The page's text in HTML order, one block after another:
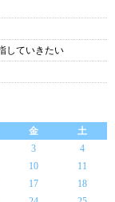
していきたい
金
土
3
4
10
11
17
18